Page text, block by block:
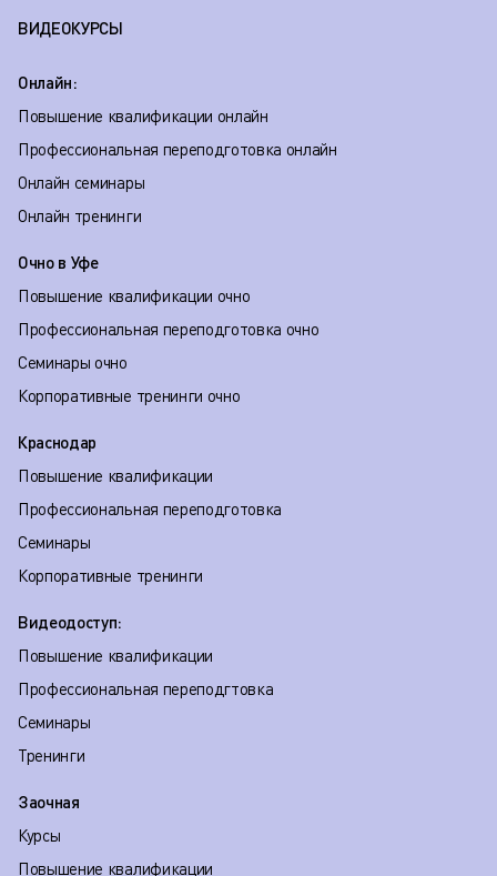
ВИДЕОКУРСЫ
Онлайн:
Повышение квалификации онлайн
Профессиональная переподготовка онлайн
Онлайн семинары
Онлайн тренинги
Очно в Уфе
Повышение квалификации очно
Профессиональная переподготовка очно
Семинары очно
Корпоративные тренинги очно
Краснодар
Повышение квалификации
Профессиональная переподготовка
Семинары
Корпоративные тренинги
Видеодоступ:
Повышение квалификации
Профессиональная переподгтовка
Семинары
Тренинги
Заочная
Курсы
Повышение квалификации